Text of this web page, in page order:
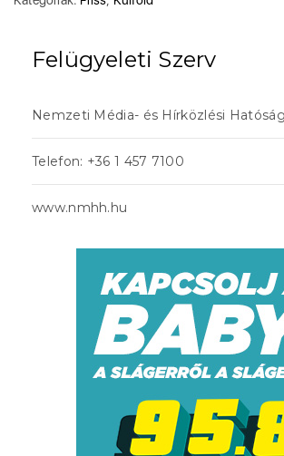
Felügyeleti Szerv
Nemzeti Média- és Hírközlési Hatóság
Telefon: +36 1 457 7100
www.nmhh.hu